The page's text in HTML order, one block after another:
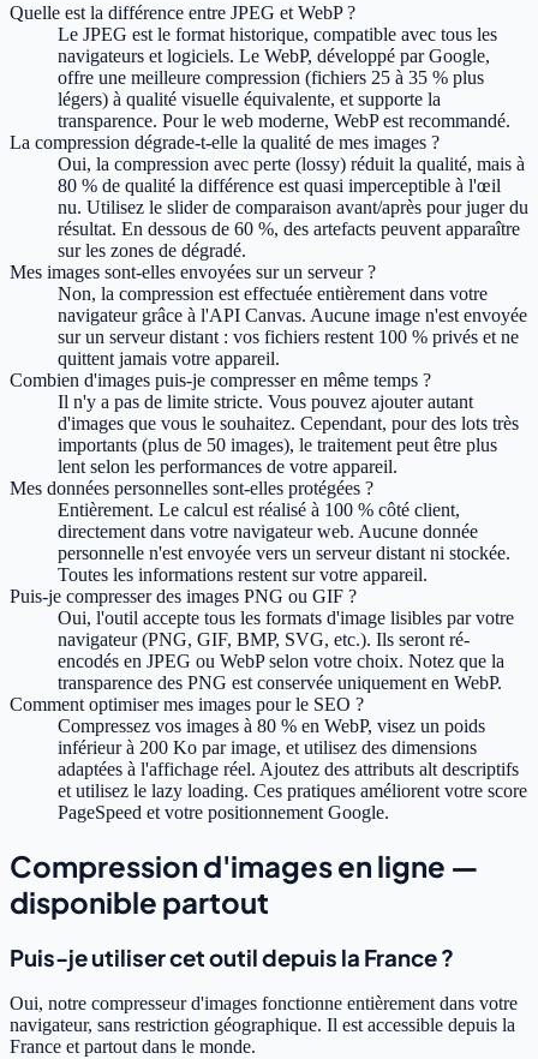
Quelle est la différence entre JPEG et WebP ?
Le JPEG est le format historique, compatible avec tous les
navigateurs et logiciels. Le WebP, développé par Google,
offre une meilleure compression (fichiers 25 à 35 % plus
légers) à qualité visuelle équivalente, et supporte la
transparence. Pour le web moderne, WebP est recommandé.
La compression dégrade-t-elle la qualité de mes images ?
Oui, la compression avec perte (lossy) réduit la qualité, mais à
80 % de qualité la différence est quasi imperceptible à l'œil
nu. Utilisez le slider de comparaison avant/après pour juger du
résultat. En dessous de 60 %, des artefacts peuvent apparaître
sur les zones de dégradé.
Mes images sont-elles envoyées sur un serveur ?
Non, la compression est effectuée entièrement dans votre
navigateur grâce à l'API Canvas. Aucune image n'est envoyée
sur un serveur distant : vos fichiers restent 100 % privés et ne
quittent jamais votre appareil.
Combien d'images puis-je compresser en même temps ?
Il n'y a pas de limite stricte. Vous pouvez ajouter autant
d'images que vous le souhaitez. Cependant, pour des lots très
importants (plus de 50 images), le traitement peut être plus
lent selon les performances de votre appareil.
Mes données personnelles sont-elles protégées ?
Entièrement. Le calcul est réalisé à 100 % côté client,
directement dans votre navigateur web. Aucune donnée
personnelle n'est envoyée vers un serveur distant ni stockée.
Toutes les informations restent sur votre appareil.
Puis-je compresser des images PNG ou GIF ?
Oui, l'outil accepte tous les formats d'image lisibles par votre
navigateur (PNG, GIF, BMP, SVG, etc.). Ils seront ré-
encodés en JPEG ou WebP selon votre choix. Notez que la
transparence des PNG est conservée uniquement en WebP.
Comment optimiser mes images pour le SEO ?
Compressez vos images à 80 % en WebP, visez un poids
inférieur à 200 Ko par image, et utilisez des dimensions
adaptées à l'affichage réel. Ajoutez des attributs alt descriptifs
et utilisez le lazy loading. Ces pratiques améliorent votre score
PageSpeed et votre positionnement Google.
Compression d'images en ligne —
disponible partout
Puis-je utiliser cet outil depuis la France ?
Oui, notre compresseur d'images fonctionne entièrement dans votre
navigateur, sans restriction géographique. Il est accessible depuis la
France et partout dans le monde.